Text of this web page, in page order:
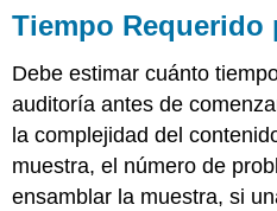
Tiempo Requerido
Debe estimar cuánto
auditoría antes de
la complejidad del
muestra, el número de
ensamblar la muestra, si